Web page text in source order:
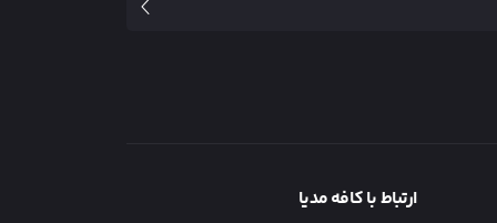
ارتباط با کافه مدیا